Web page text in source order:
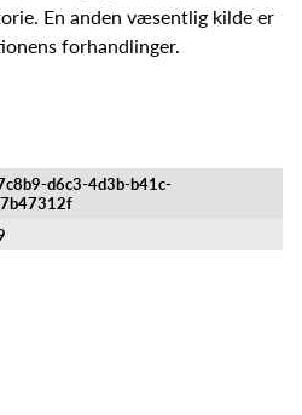
En anden væsentlig kilde er
forhandlinger.
d6c3-4d3b-b41c-